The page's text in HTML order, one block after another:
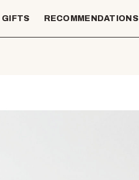
GIFTS RECOMMENDATIONS